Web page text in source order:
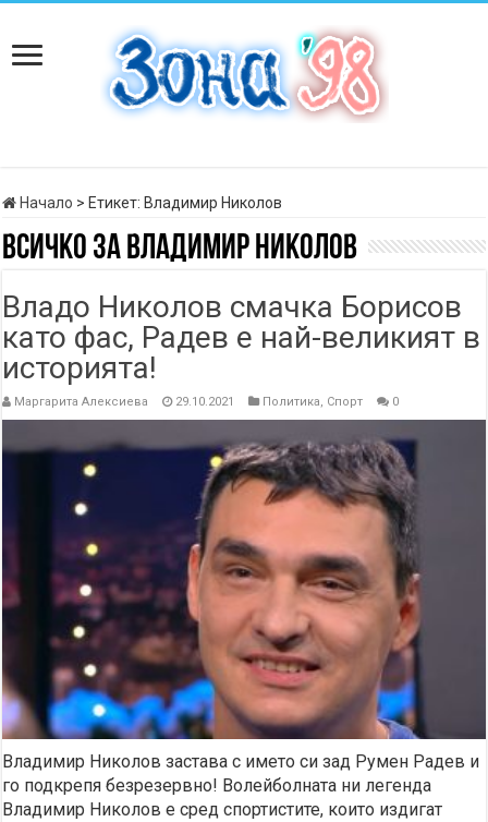
Начало > Етикет: Владимир Николов
Всичко заВладимир Николов
Владо Николов смачка Борисов
като фас, Радев е най-великият в
историята!
Маргарита Алексиева 29.10.2021 Политика, Спорт 0
Владимир Николов застава с името си зад Румен Радев и
го подкрепя безрезервно! Волейболната ни легенда
Владимир Николов е сред спортистите, които издигат